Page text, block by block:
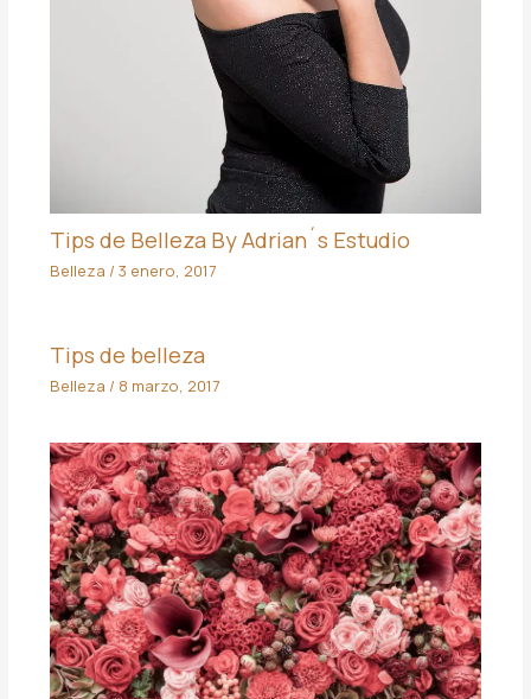
Tips de Belleza By Adrian´s Estudio
Belleza / 3 enero, 2017
Tips de belleza
Belleza / 8 marzo, 2017